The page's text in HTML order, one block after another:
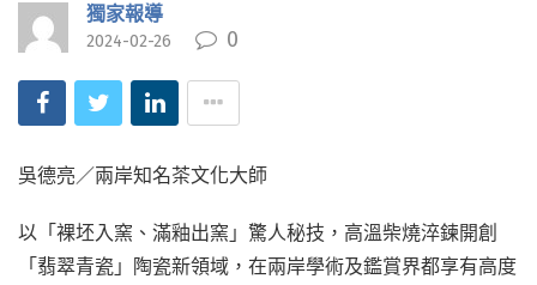
獨家報導
2024-02-26 0
吳德亮／兩岸知名茶文化大師
以「裸坯入窯、滿釉出窯」驚人秘技，高溫柴燒淬鍊開創
「翡翠青瓷」陶瓷新領域，在兩岸學術及鑑賞界都享有高度